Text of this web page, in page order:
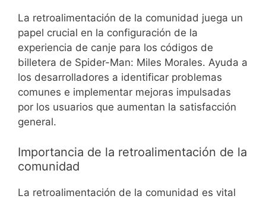
La retroalimentación de la comunidad juega un
papel crucial en la configuración de la
experiencia de canje para los códigos de
billetera de Spider-Man: Miles Morales. Ayuda a
los desarrolladores a identificar problemas
comunes e implementar mejoras impulsadas
por los usuarios que aumentan la satisfacción
general.
Importancia de la retroalimentación de la
comunidad
La retroalimentación de la comunidad es vital